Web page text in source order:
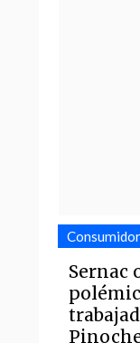
Sernac